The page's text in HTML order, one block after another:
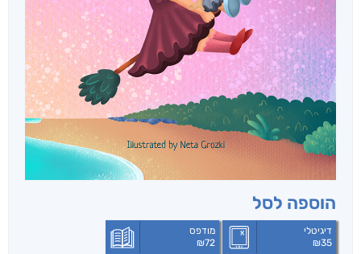
הוספה לסל
דיגיטלי
₪35
מודפס
₪72